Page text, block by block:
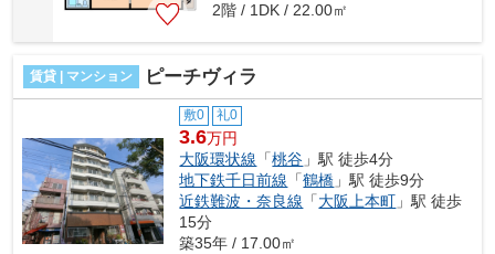
2階 / 1DK / 22.00㎡
賃貸 | マンション ピーチヴィラ
敷0 礼0
3.6万円
大阪環状線 「桃谷 」駅 徒歩4分
地下鉄千日前線 「鶴橋 」駅 徒歩9分
近鉄難波・奈良線 「大阪上本町 」駅 徒歩
15分
築35年 / 17.00㎡